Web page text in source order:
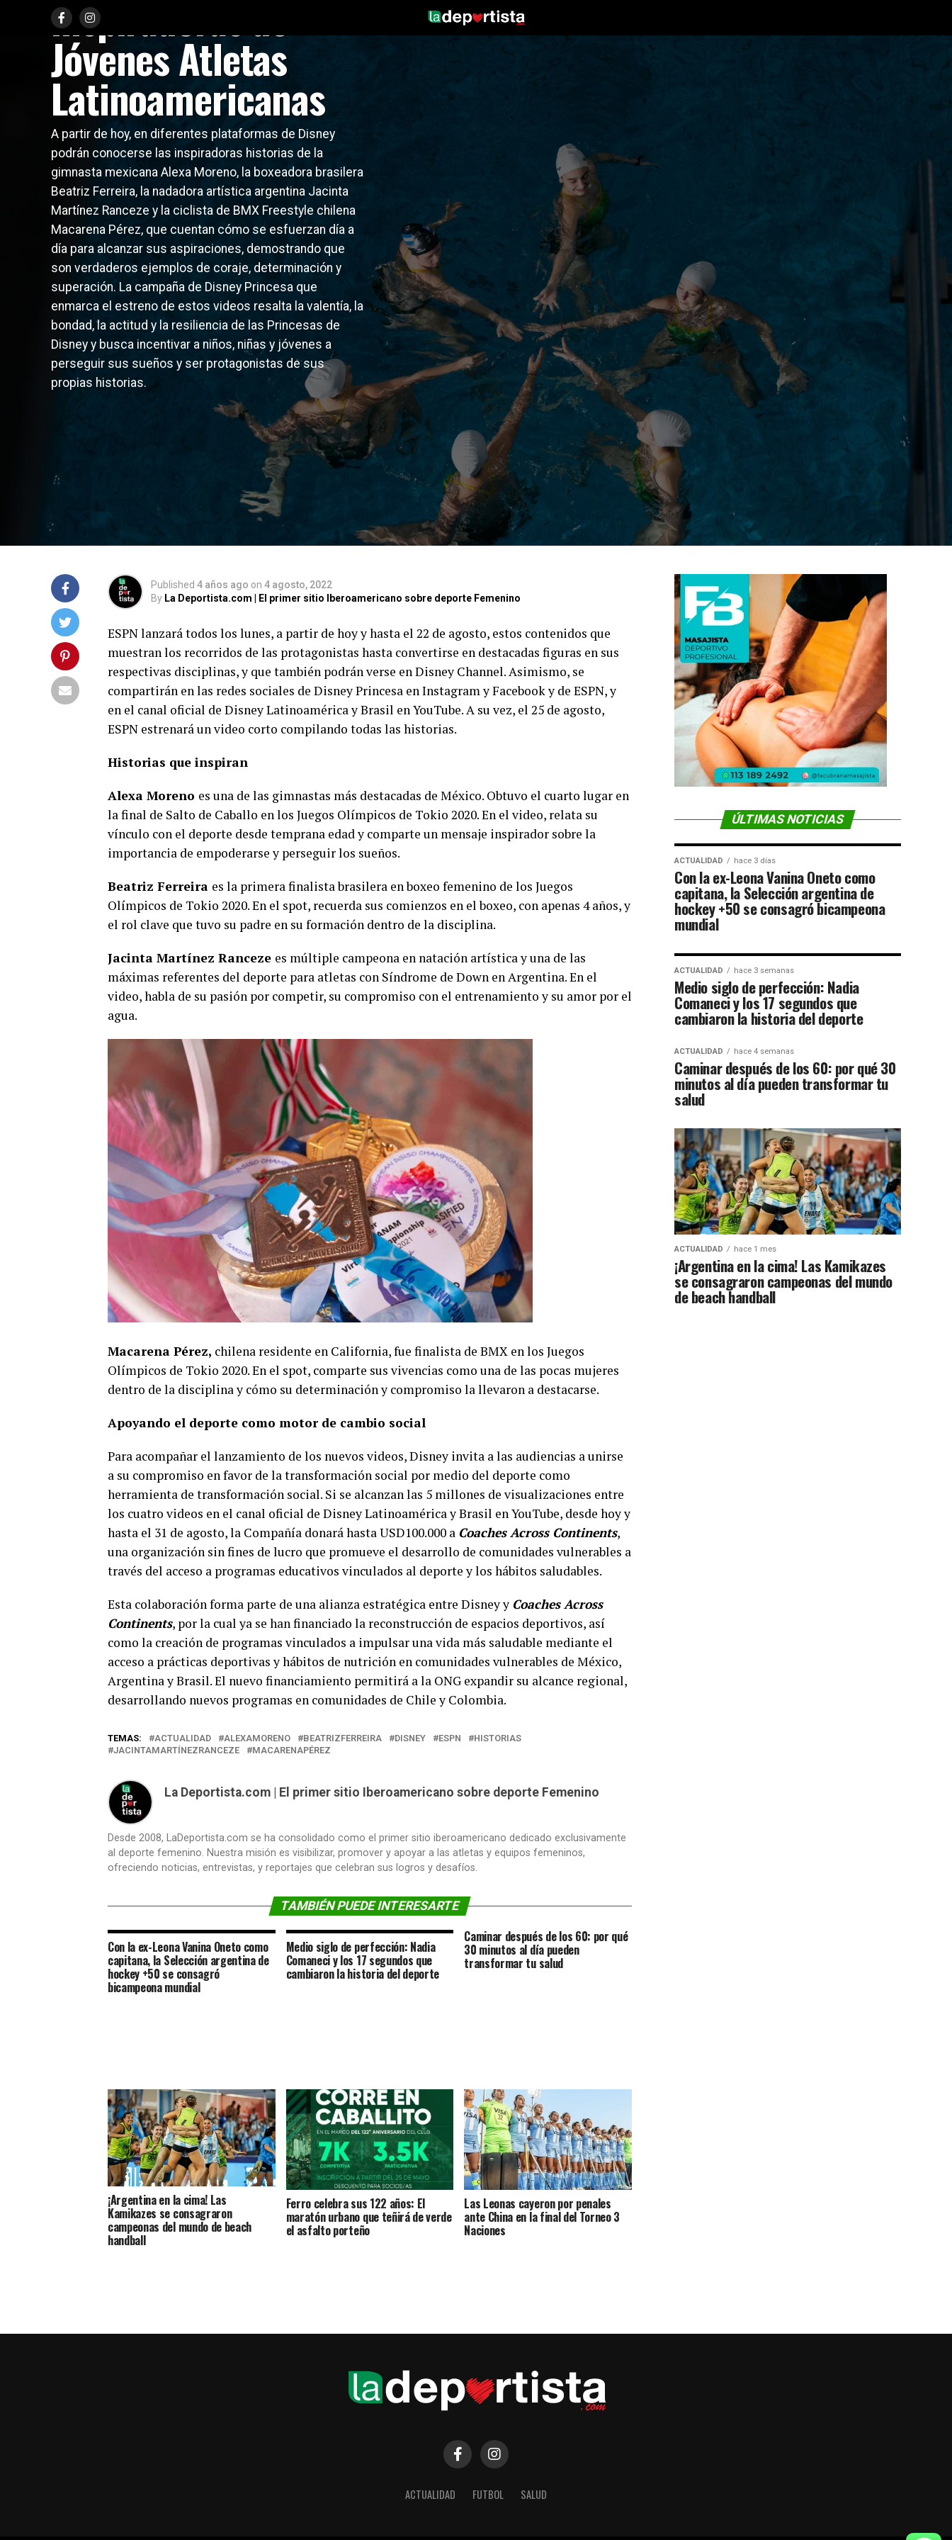
inspiradoras de
Jóvenes Atletas
Latinoamericanas
A partir de hoy, en diferentes plataformas de Disney
podrán conocerse las inspiradoras historias de la
gimnasta mexicana Alexa Moreno, la boxeadora brasilera
Beatriz Ferreira, la nadadora artística argentina Jacinta
Martínez Ranceze y la ciclista de BMX Freestyle chilena
Macarena Pérez, que cuentan cómo se esfuerzan día a
día para alcanzar sus aspiraciones, demostrando que
son verdaderos ejemplos de coraje, determinación y
superación. La campaña de Disney Princesa que
enmarca el estreno de estos videos resalta la valentía, la
bondad, la actitud y la resiliencia de las Princesas de
Disney y busca incentivar a niños, niñas y jóvenes a
perseguir sus sueños y ser protagonistas de sus
propias historias.
Published 4 años ago on 4 agosto, 2022
By La Deportista.com | El primer sitio Iberoamericano sobre deporte Femenino
ESPN lanzará todos los lunes, a partir de hoy y hasta el 22 de agosto, estos contenidos que
muestran los recorridos de las protagonistas hasta convertirse en destacadas figuras en sus
respectivas disciplinas, y que también podrán verse en Disney Channel. Asimismo, se
compartirán en las redes sociales de Disney Princesa en Instagram y Facebook y de ESPN, y
en el canal oficial de Disney Latinoamérica y Brasil en YouTube. A su vez, el 25 de agosto,
ESPN estrenará un video corto compilando todas las historias.
Historias que inspiran
Alexa Moreno es una de las gimnastas más destacadas de México. Obtuvo el cuarto lugar en
la final de Salto de Caballo en los Juegos Olímpicos de Tokio 2020. En el video, relata su
vínculo con el deporte desde temprana edad y comparte un mensaje inspirador sobre la
importancia de empoderarse y perseguir los sueños.
Beatriz Ferreira es la primera finalista brasilera en boxeo femenino de los Juegos
Olímpicos de Tokio 2020. En el spot, recuerda sus comienzos en el boxeo, con apenas 4 años, y
el rol clave que tuvo su padre en su formación dentro de la disciplina.
Jacinta Martínez Ranceze es múltiple campeona en natación artística y una de las
máximas referentes del deporte para atletas con Síndrome de Down en Argentina. En el
video, habla de su pasión por competir, su compromiso con el entrenamiento y su amor por el
agua.
Macarena Pérez, chilena residente en California, fue finalista de BMX en los Juegos
Olímpicos de Tokio 2020. En el spot, comparte sus vivencias como una de las pocas mujeres
dentro de la disciplina y cómo su determinación y compromiso la llevaron a destacarse.
Apoyando el deporte como motor de cambio social
Para acompañar el lanzamiento de los nuevos videos, Disney invita a las audiencias a unirse
a su compromiso en favor de la transformación social por medio del deporte como
herramienta de transformación social. Si se alcanzan las 5 millones de visualizaciones entre
los cuatro videos en el canal oficial de Disney Latinoamérica y Brasil en YouTube, desde hoy y
hasta el 31 de agosto, la Compañía donará hasta USD100.000 a Coaches Across Continents,
una organización sin fines de lucro que promueve el desarrollo de comunidades vulnerables a
través del acceso a programas educativos vinculados al deporte y los hábitos saludables.
Esta colaboración forma parte de una alianza estratégica entre Disney y Coaches Across
Continents, por la cual ya se han financiado la reconstrucción de espacios deportivos, así
como la creación de programas vinculados a impulsar una vida más saludable mediante el
acceso a prácticas deportivas y hábitos de nutrición en comunidades vulnerables de México,
Argentina y Brasil. El nuevo financiamiento permitirá a la ONG expandir su alcance regional,
desarrollando nuevos programas en comunidades de Chile y Colombia.
TEMAS: ACTUALIDAD ALEXAMORENO BEATRIZFERREIRA DISNEY ESPN
HISTORIAS
JACINTAMARTÍNEZRANCEZE
MACARENAPÉREZ
La Deportista.com | El primer sitio Iberoamericano sobre deporte Femenino
Desde 2008, LaDeportista.com se ha consolidado como el primer sitio iberoamericano dedicado exclusivamente
al deporte femenino. Nuestra misión es visibilizar, promover y apoyar a las atletas y equipos femeninos,
ofreciendo noticias, entrevistas, y reportajes que celebran sus logros y desafíos.
TAMBIÉN PUEDE INTERESARTE
Con la ex-Leona Vanina Oneto como
capitana, la Selección argentina de
hockey +50 se consagró
bicampeona mundial
Medio siglo de perfección: Nadia
Comaneci y los 17 segundos que
cambiaron la historia del deporte
Caminar después de los 60: por qué
30 minutos al día pueden
transformar tu salud
¡Argentina en la cima! Las
Kamikazes se consagraron
campeonas del mundo de beach
handball
Ferro celebra sus 122 años: El
maratón urbano que teñirá de verde
el asfalto porteño
Las Leonas cayeron por penales
ante China en la final del Torneo 3
Naciones
ÚLTIMAS NOTICIAS
ACTUALIDAD hace 3 días
Con la ex-Leona Vanina Oneto como
capitana, la Selección argentina de
hockey +50 se consagró bicampeona
mundial
ACTUALIDAD hace 3 semanas
Medio siglo de perfección: Nadia
Comaneci y los 17 segundos que
cambiaron la historia del deporte
ACTUALIDAD hace 4 semanas
Caminar después de los 60: por qué 30
minutos al día pueden transformar tu
salud
ACTUALIDAD hace 1 mes
¡Argentina en la cima! Las Kamikazes
se consagraron campeonas del mundo
de beach handball
ACTUALIDAD FUTBOL SALUD